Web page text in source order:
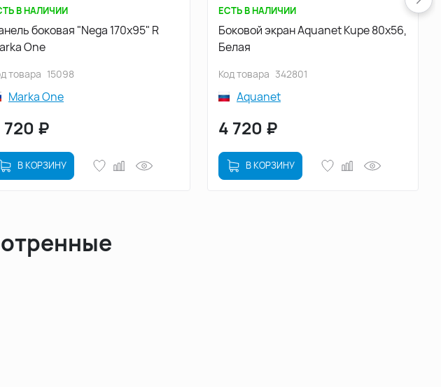
В НАЛИЧИИ
боковая "Nega 170х95" R
One
товара 15098
Marka One
720 ₽
В КОРЗИНУ
ЕСТЬ В НАЛИЧИИ
Боковой экран Aquanet Kupe 80x56,
Белая
Код товара 342801
Aquanet
4 720 ₽
В КОРЗИНУ